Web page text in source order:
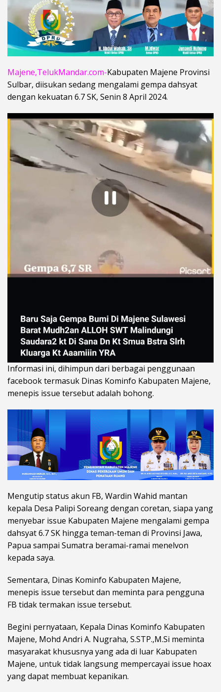
Majene,TelukMandar.com-Kabupaten Majene Provinsi
Sulbar, diisukan sedang mengalami gempa dahsyat
dengan kekuatan 6.7 SK, Senin 8 April 2024.
Informasi ini, dihimpun dari berbagai penggunaan
facebook termasuk Dinas Kominfo Kabupaten Majene,
menepis issue tersebut adalah bohong.
Mengutip status akun FB, Wardin Wahid mantan
kepala Desa Palipi Soreang dengan coretan, siapa yang
menyebar issue Kabupaten Majene mengalami gempa
dahsyat 6.7 SK hingga teman-teman di Provinsi Jawa,
Papua sampai Sumatra beramai-ramai menelvon
kepada saya.
Sementara, Dinas Kominfo Kabupaten Majene,
menepis issue tersebut dan meminta para pengguna
FB tidak termakan issue tersebut.
Begini pernyataan, Kepala Dinas Kominfo Kabupaten
Majene, Mohd Andri A. Nugraha, S.STP.,M.Si meminta
masyarakat khususnya yang ada di luar Kabupaten
Majene, untuk tidak langsung mempercayai issue hoax
yang dapat membuat kepanikan.